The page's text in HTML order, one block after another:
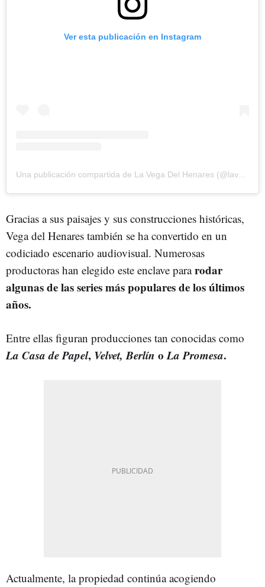
Ver esta publicación en Instagram
Gracias a sus paisajes y sus construcciones históricas,
Vega del Henares también se ha convertido en un
codiciado escenario audiovisual. Numerosas
productoras han elegido este enclave pararodar
algunas de las series más populares de los últimos
años.
Entre ellas figuran producciones tan conocidas como
La Casa de Papel, Velvet, Berlín oLa Promesa.
Actualmente, la propiedad continúa acogiendo